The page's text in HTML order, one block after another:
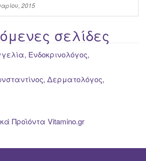
2015
σελίδες
Ενδοκρινολόγος,
Δερματολόγος,
Προϊόντα Vitamino.gr